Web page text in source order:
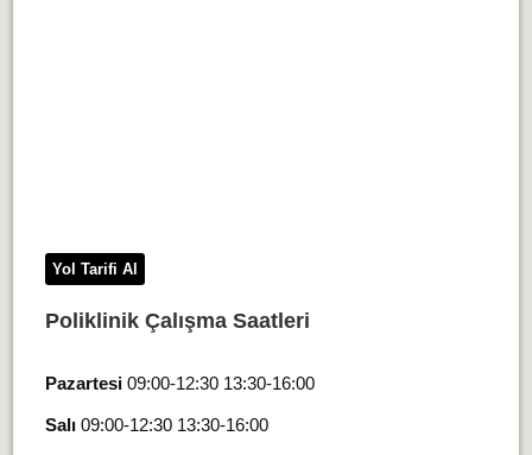
Yol Tarifi Al
Poliklinik Çalışma Saatleri
Pazartesi09:00-12:30 13:30-16:00
Salı09:00-12:30 13:30-16:00